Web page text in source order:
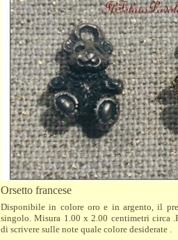
Orsetto francese
Disponibile in colore oro e in argento, il
singolo. Misura 1.00 x 2.00 centimetri circa
di scrivere sulle note quale colore desiderate .